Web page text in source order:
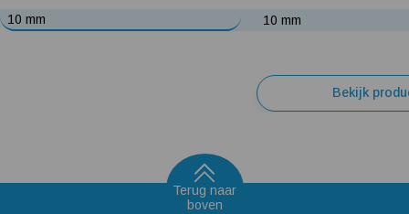
10 mm
10 mm
Bekijk
Terug naar
boven